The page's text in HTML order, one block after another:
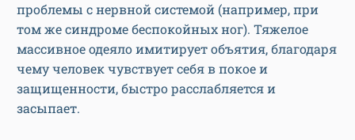
проблемы с нервной системой (например, при
том же синдроме беспокойных ног). Тяжелое
массивное одеяло имитирует объятия, благодаря
чему человек чувствует себя в покое и
защищенности, быстро расслабляется и
засыпает.